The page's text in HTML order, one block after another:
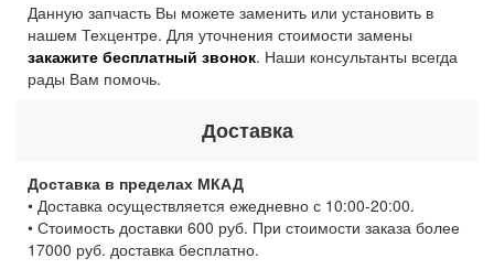
Данную запчасть Вы можете заменить или установить в
нашем Техцентре. Для уточнения стоимости замены
закажите бесплатный звонок. Наши консультанты всегда
рады Вам помочь.
Доставка
Доставка в пределах МКАД
• Доставка осуществляется ежедневно с 10:00-20:00.
• Стоимость доставки 600 руб. При стоимости заказа более
17000 руб. доставка бесплатно.